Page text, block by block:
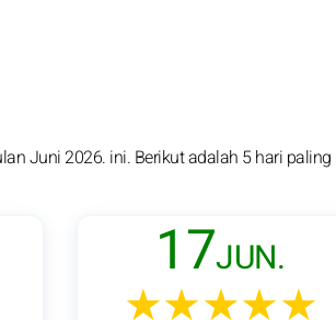
Juni 2026. ini. Berikut adalah 5 hari paling
17JUN.
★★★★★